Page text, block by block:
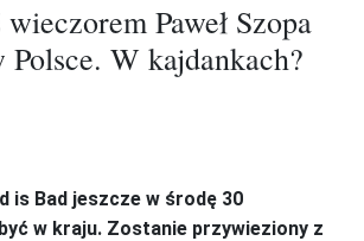
Paweł Szopa
W kajdankach?
is Bad jeszcze w środę 30
w kraju. Zostanie przywieziony z